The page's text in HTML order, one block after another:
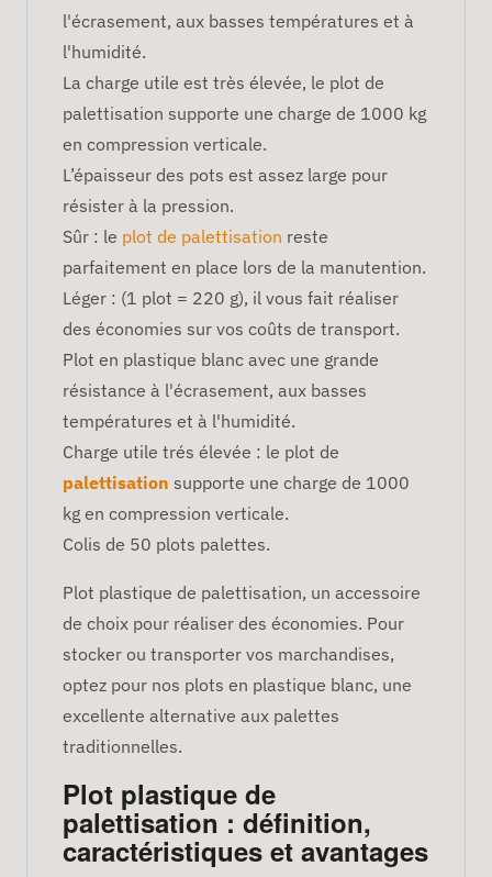
l'écrasement, aux basses températures et à
l'humidité.
La charge utile est très élevée, le plot de
palettisation supporte une charge de 1000 kg
en compression verticale.
L’épaisseur des pots est assez large pour
résister à la pression.
Sûr : le plot de palettisation reste
parfaitement en place lors de la manutention.
Léger : (1 plot = 220 g), il vous fait réaliser
des économies sur vos coûts de transport.
Plot en plastique blanc avec une grande
résistance à l'écrasement, aux basses
températures et à l'humidité.
Charge utile trés élevée : le plot de
palettisation supporte une charge de 1000
kg en compression verticale.
Colis de 50 plots palettes.
Plot plastique de palettisation, un accessoire
de choix pour réaliser des économies. Pour
stocker ou transporter vos marchandises,
optez pour nos plots en plastique blanc, une
excellente alternative aux palettes
traditionnelles.
Plot plastique de
palettisation : définition,
caractéristiques et avantages